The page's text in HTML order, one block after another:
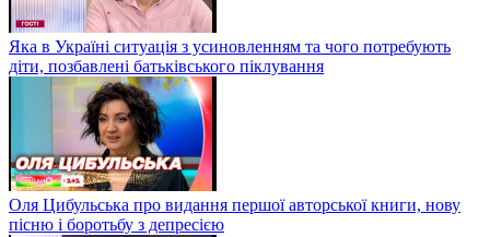
Яка в Україні ситуація з усиновленням та чого потребують
діти, позбавлені батьківського піклування
Оля Цибульська про видання першої авторської книги, нову
пісню і боротьбу з депресією